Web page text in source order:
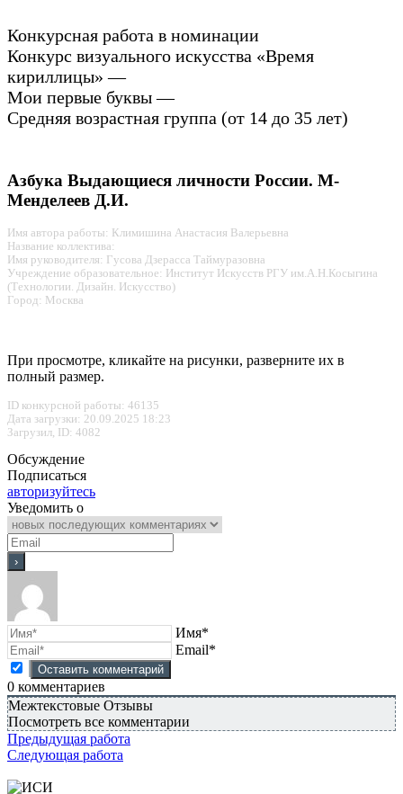
Конкурсная работа в номинации
Конкурс визуального искусства «Время
кириллицы» —
Мои первые буквы —
Средняя возрастная группа (от 14 до 35 лет)
Азбука Выдающиеся личности России. М-
Менделеев Д.И.
Имя автора работы: Климишина Анастасия Валерьевна
Название коллектива:
Имя руководителя: Гусова Дзерасса Таймуразовна
Учреждение образовательное: Институт Искусств РГУ им.А.Н.Косыгина
(Технологии. Дизайн. Искусство)
Город: Москва
При просмотре, кликайте на рисунки, разверните их в
полный размер.
ID конкурсной работы: 46135
Дата загрузки: 20.09.2025 18:23
Загрузил, ID: 4082
Обсуждение
Подписаться
авторизуйтесь
Уведомить о
Имя*
Email*
0 комментариев
Межтекстовые Отзывы
Посмотреть все комментарии
Предыдущая работа
Следующая работа